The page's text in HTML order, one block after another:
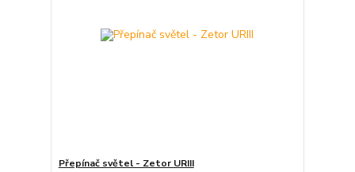
Přepínač světel - Zetor URIII